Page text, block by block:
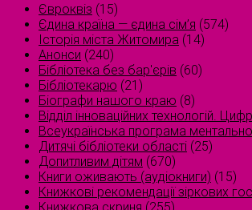
Євроквіз (15)
Єдина країна — єдина сім’я (574)
Історія міста Житомира (14)
Анонси (240)
Бібліотека без бар'єрів (60)
Бібліотекарю (21)
Біографи нашого краю (8)
Відділ інноваційних технологій.
Всеукраїнська програма
Дитячі бібліотеки області (25)
Допитливим дітям (670)
Книги оживають (аудіокниги) (15)
Книжкові рекомендації зіркових